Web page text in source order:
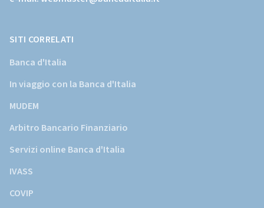
della
SITI CORRELATI
Banca d'Italia
In viaggio con la Banca d'Italia
MUDEM
Arbitro Bancario Finanziario
Servizi online Banca d'Italia
IVASS
COVIP